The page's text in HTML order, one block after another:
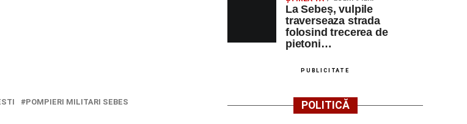
POMPIERI MILITARI SEBES
La Sebeș, vulpile
traverseaza strada
folosind trecerea de
pietoni…
PUBLICITATE
POLITICĂ